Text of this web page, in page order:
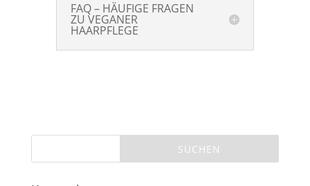
FAQ – HÄUFIGE FRAGEN
ZU VEGANER
HAARPFLEGE